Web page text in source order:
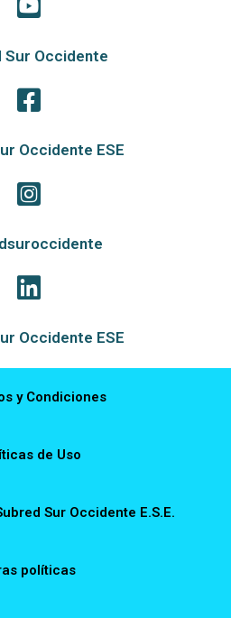
Sur Occidente
Occidente ESE
Occidente ESE
y Condiciones
de Uso
Sur Occidente E.S.E.
políticas